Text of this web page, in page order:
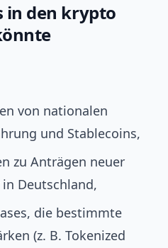
in den krypto
von nationalen
und Stablecoins,
zu Anträgen neuer
Deutschland,
die bestimmte
(z. B. Tokenized